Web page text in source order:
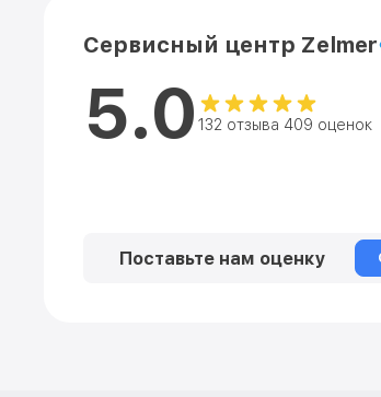
Сервисный центр Zelmer
5.0 132 отзыва 409 оценок
Поставьте нам оценку